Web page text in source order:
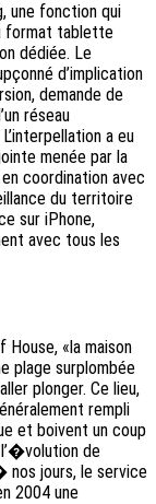
une fonction qui
format tablette
dédiée. Le
d’implication
demande de
réseau
a eu
menée par la
coordination avec
du territoire
sur iPhone,
avec tous les
«la maison
plage surplombée
plonger. Ce lieu,
rempli
et boivent un coup
de
nos jours, le service
2004 une